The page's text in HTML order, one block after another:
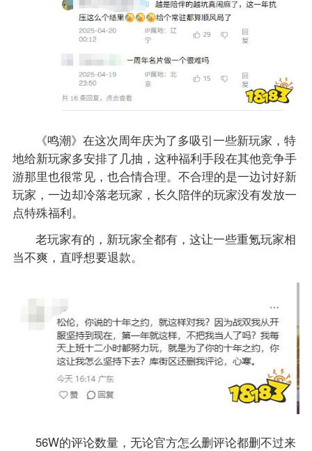
《鸣潮》在这次周年庆为了多吸引一些新玩家，特
地给新玩家多安排了几抽，这种福利手段在其他竞争手
游那里也很常见，也合情合理。不合理的是一边讨好新
玩家，一边却冷落老玩家，长久陪伴的玩家没有发放一
点特殊福利。
老玩家有的，新玩家全都有，这让一些重氪玩家相
当不爽，直呼想要退款。
56W的评论数量，无论官方怎么删评论都删不过来